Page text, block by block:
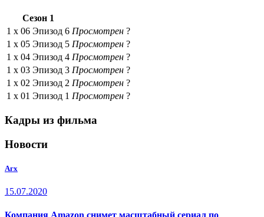
Сезон 1
1 x 06 Эпизод 6 Просмотрен ?
1 x 05 Эпизод 5 Просмотрен ?
1 x 04 Эпизод 4 Просмотрен ?
1 x 03 Эпизод 3 Просмотрен ?
1 x 02 Эпизод 2 Просмотрен ?
1 x 01 Эпизод 1 Просмотрен ?
Кадры из фильма
Новости
Агх
15.07.2020
Компания Amazon снимет масштабный сериал по